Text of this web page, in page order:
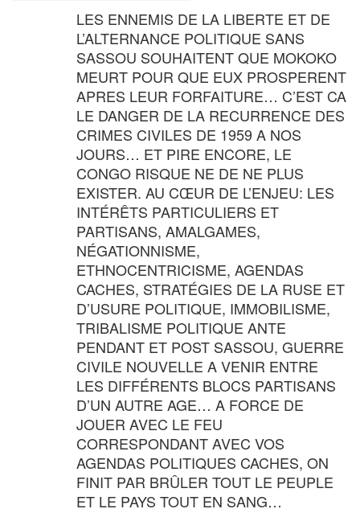
LES ENNEMIS DE LA LIBERTE ET DE
L’ALTERNANCE POLITIQUE SANS
SASSOU SOUHAITENT QUE MOKOKO
MEURT POUR QUE EUX PROSPERENT
APRES LEUR FORFAITURE… C’EST CA
LE DANGER DE LA RECURRENCE DES
CRIMES CIVILES DE 1959 A NOS
JOURS… ET PIRE ENCORE, LE
CONGO RISQUE NE DE NE PLUS
EXISTER. AU CŒUR DE L’ENJEU: LES
INTÉRÊTS PARTICULIERS ET
PARTISANS, AMALGAMES,
NÉGATIONNISME,
ETHNOCENTRICISME, AGENDAS
CACHES, STRATÉGIES DE LA RUSE ET
D’USURE POLITIQUE, IMMOBILISME,
TRIBALISME POLITIQUE ANTE
PENDANT ET POST SASSOU, GUERRE
CIVILE NOUVELLE A VENIR ENTRE
LES DIFFÉRENTS BLOCS PARTISANS
D’UN AUTRE AGE… A FORCE DE
JOUER AVEC LE FEU
CORRESPONDANT AVEC VOS
AGENDAS POLITIQUES CACHES, ON
FINIT PAR BRÛLER TOUT LE PEUPLE
ET LE PAYS TOUT EN SANG…